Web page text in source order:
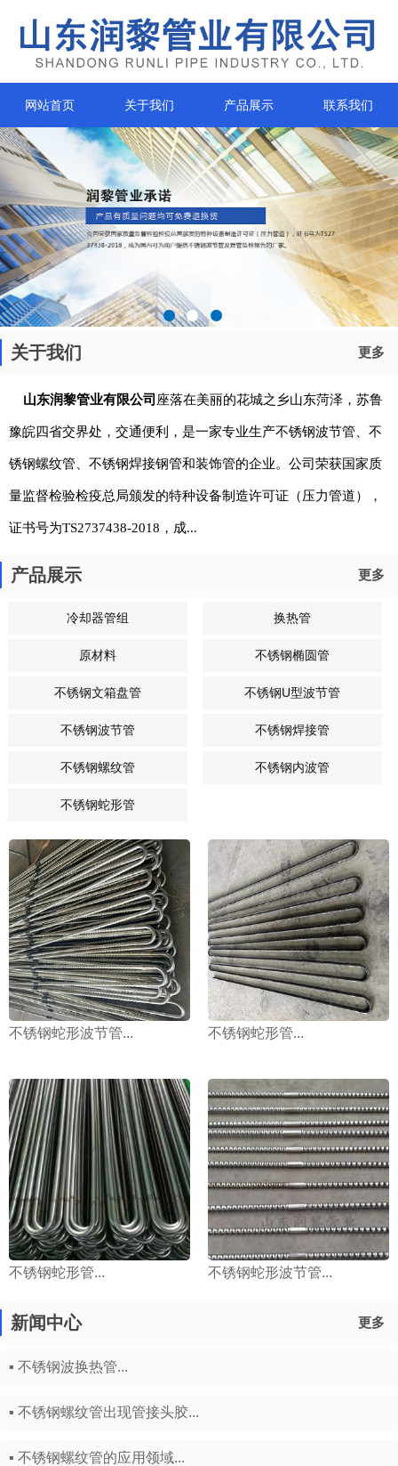
网站首页 关于我们 产品展示 联系我们
关于我们 更多
山东润黎管业有限公司 座落在美丽的花城之乡山东菏泽，苏鲁
豫皖四省交界处，交通便利，是一家专业生产不锈钢波节管、不
锈钢螺纹管、不锈钢焊接钢管和装饰管的企业。公司荣获国家质
量监督检验检疫总局颁发的特种设备制造许可证（压力管道），
证书号为TS2737438-2018，成...
产品展示 更多
冷却器管组 换热管
原材料 不锈钢椭圆管
不锈钢文箱盘管 不锈钢U型波节管
不锈钢波节管 不锈钢焊接管
不锈钢螺纹管 不锈钢内波管
不锈钢蛇形管
不锈钢蛇形波节管... 不锈钢蛇形管...
不锈钢蛇形管... 不锈钢蛇形波节管...
新闻中心 更多
▪ 不锈钢波换热管...
▪ 不锈钢螺纹管出现管接头胶...
▪ 不锈钢螺纹管的应用领域...